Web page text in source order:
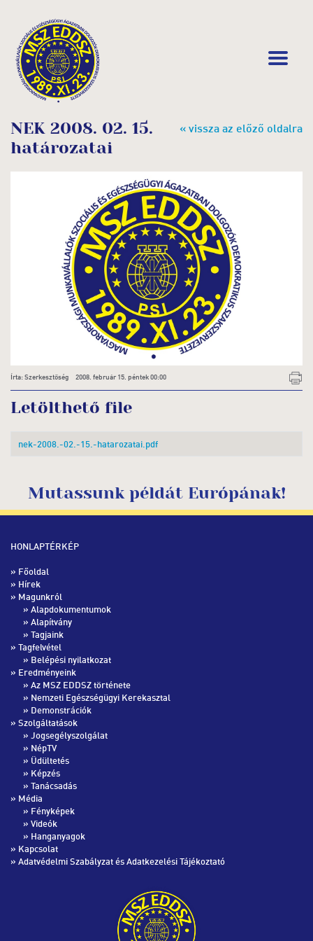
« vissza az előző oldalra
NEK 2008. 02. 15.
határozatai
Írta: Szerkesztőség 2008. február 15. péntek 00:00
Letölthető file
nek-2008.-02.-15.-hatarozatai.pdf
Mutassunk példát Európának!
HONLAPTÉRKÉP
» Főoldal
» Hírek
» Magunkról
» Alapdokumentumok
» Alapítvány
» Tagjaink
» Tagfelvétel
» Belépési nyilatkozat
» Eredményeink
» Az MSZ EDDSZ története
» Nemzeti Egészségügyi Kerekasztal
» Demonstrációk
» Szolgáltatások
» Jogsegélyszolgálat
» NépTV
» Üdültetés
» Képzés
» Tanácsadás
» Média
» Fényképek
» Videók
» Hanganyagok
» Kapcsolat
» Adatvédelmi Szabályzat és Adatkezelési Tájékoztató